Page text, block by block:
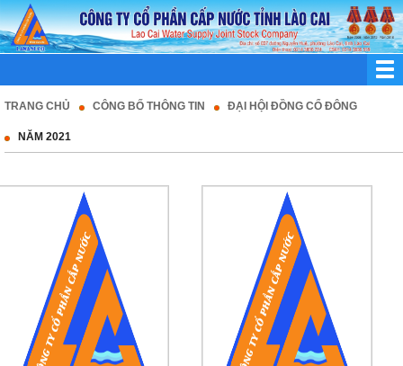
TRANG CHỦ CÔNG BỐ THÔNG TIN ĐẠI HỘI ĐỒNG CỔ ĐÔNG
NĂM 2021